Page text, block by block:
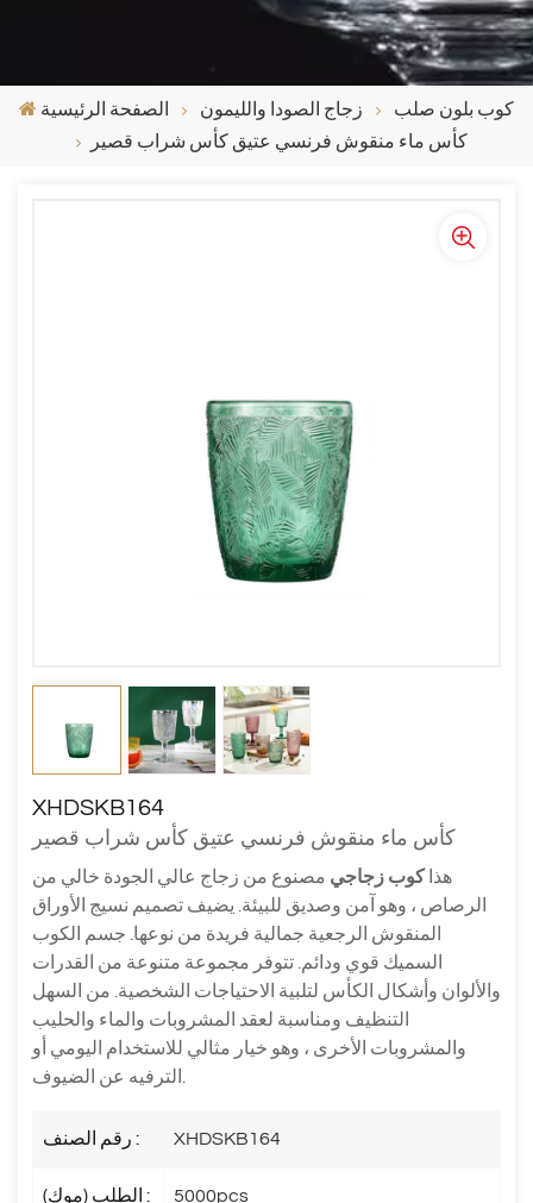
الصفحة الرئيسية زجاج الصودا والليمون
كوب بلون صلب
كأس ماء منقوش فرنسي عتيق كأس شراب قصير
XHDSKB164
كأس ماء منقوش فرنسي عتيق كأس شراب قصير
هذا كوب زجاجي مصنوع من زجاج عالي الجودة خالي من
الرصاص ، وهو آمن وصديق للبيئة. يضيف تصميم نسيج الأوراق
المنقوش الرجعية جمالية فريدة من نوعها. جسم الكوب
السميك قوي ودائم. تتوفر مجموعة متنوعة من القدرات
والألوان وأشكال الكأس لتلبية الاحتياجات الشخصية. من السهل
التنظيف ومناسبة لعقد المشروبات والماء والحليب
والمشروبات الأخرى ، وهو خيار مثالي للاستخدام اليومي أو
رقم الصنف : XHDSKB164
الطلب (موك) : 5000pcs